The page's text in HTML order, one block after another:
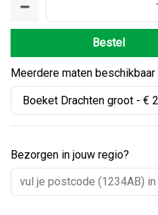
Meerdere maten beschikbaar
Bezorgen in jouw regio?